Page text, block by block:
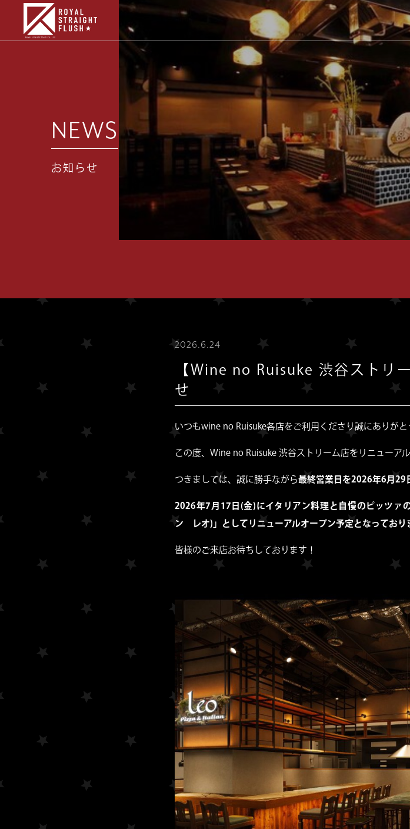
NEWS
お知らせ
2026.6.24
【Wine no Ruisuke 渋谷ストリ
せ
いつもwine no Ruisuke各店をご利用くださり誠にありがと
この度、Wine no Ruisuke 渋谷ストリーム店をリニューアル
つきましては、誠に勝手ながら最終営業日を2026年6月29
2026年7月17日(金)にイタリアン料理と自慢のピッツァ
ン レオ)」としてリニューアルオープン予定となっており
皆様のご来店お待ちしております！